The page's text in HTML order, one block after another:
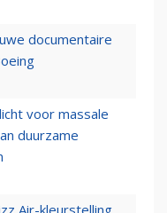
documentaire
voor massale
duurzame